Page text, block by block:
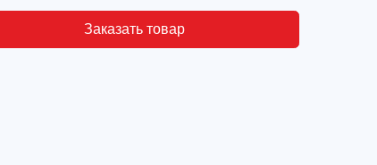
Заказать товар